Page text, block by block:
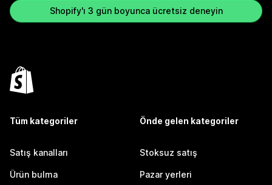
Shopify'ı 3 gün boyunca ücretsiz deneyin
Tüm kategoriler
Satış kanalları
Ürün bulma
Önde gelen kategoriler
Stoksuz satış
Pazar yerleri